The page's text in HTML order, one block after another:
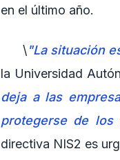
en el último año.
\"La situación
la Universidad
deja a las
protegerse de los
directiva NIS2 es